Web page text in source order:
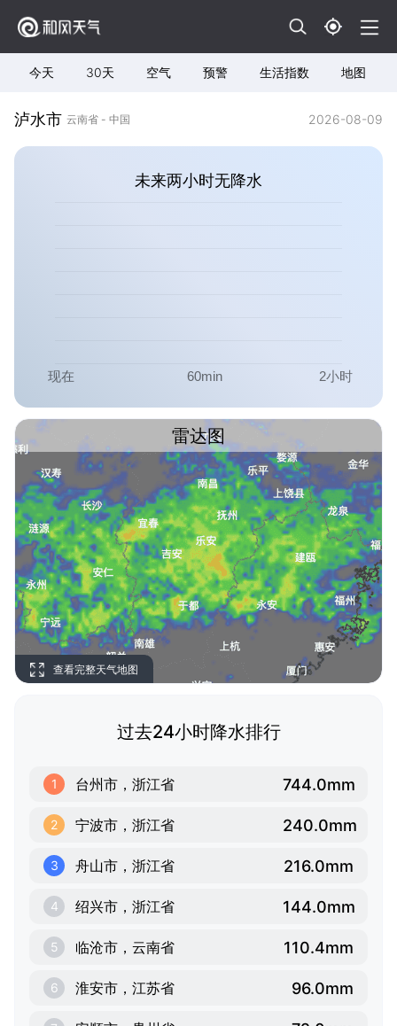
今天 30天 空气 预警 生活指数 地图
泸水市 云南省 - 中国 2026-08-09
未来两小时无降水
雷达图
查看完整天气地图
过去24小时降水排行
1 台州市，浙江省 744.0mm
2 宁波市，浙江省 240.0mm
3 舟山市，浙江省 216.0mm
4 绍兴市，浙江省 144.0mm
5 临沧市，云南省 110.4mm
6 淮安市，江苏省 96.0mm